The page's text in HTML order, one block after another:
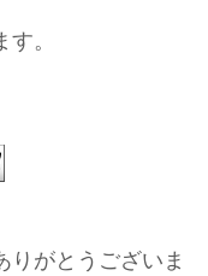
。
りがとうございま